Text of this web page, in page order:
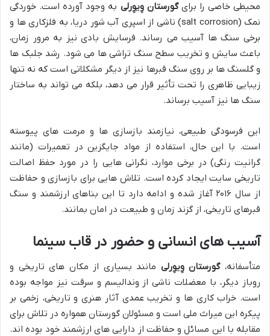
محیطی خاصی را برایگورستان وِیوِرلی به وجود آورده است. خوردگی
نمک (salt corrosion) ناشی از اسپری آب شور دریا، به فلزکاری ها و
برخی سنگ ها آسیب می رساند. فرسایش بادی نیز به مرور زمان،
باعث سایش و تخریب سطح سنگ تراشی ها می شود. رشد جلبک ها
و گلسنگ ها بر روی سنگ قبرها نیز از دیگر مشکلاتی است که نه تنها
زیبایی ظاهری را تحت تأثیر قرار می دهد، بلکه می تواند به ساختار
سنگ ها نیز آسیب برساند.
این فرسودگی طبیعی، نیازمند بازسازی ها و مرمت های پیوسته
است. با این حال، استفاده از مواد جایگزین در تعمیرات (مانند
گرانیت رنگی) در برخی موارد، نگرانی هایی را در مورد حفظ اصالت
تاریخی سایت ایجاد کرده است. تلاش هایی برای بازسازی و حفاظت
از سال ۲۰۱۶ آغاز شده و ادامه دارد تا این بناهای ارزشمند و سنگ
قبرهای تاریخی، از گزند زمان و طبیعت در امان بمانند.
آسیب های انسانی و حضور در قاب سینما
متأسفانه،گورستان وِیوِرلی مانند بسیاری از مکان های تاریخی و
روباز دیگر، با معضلات ناشی از وندالیسم و سرقت نیز مواجه بوده
است. خراب کاری ها و تخریب عمدی آثار هنری و تاریخی، زخمی بر
پیکره این میراث ملی است و مسئولان گورستان همواره در تلاش برای
مقابله با این مسائل و حفاظت از دارایی های ارزشمند خود بوده اند.